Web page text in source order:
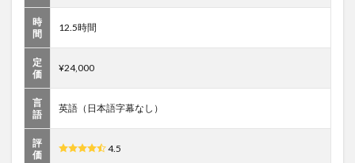
時
間
12.5時間
定
価
¥24,000
言
語
英語（日本語字幕なし）
評
価
4.5